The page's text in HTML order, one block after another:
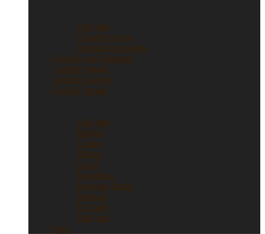
Vedi tutti
Ciondoli in oro
Ciondoli in argento
Gioielli con Diamanti
Gioielli vintage
Gioielli d’artista
Gioielli firmati
Vedi tutti
Bulgari
Cartier
Tiffany
Gucci
Pomellato
Pasquale Bruni
Damiani
Re Carlo
Vedi tutti
Sold